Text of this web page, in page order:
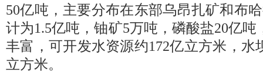
50亿吨，主要分布在东部乌昂扎矿和布
计为1.5亿吨，铀矿5万吨，磷酸盐20亿吨
丰富，可开发水资源约172亿立方米，水
立方米。